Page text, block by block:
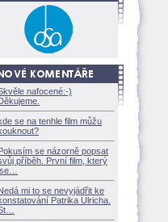
nafocené:-)
se na tenhle film můžu
se názorně popsat
příběh. První film, který
mi to se nevyjádřit ke
Patrika Ulricha.